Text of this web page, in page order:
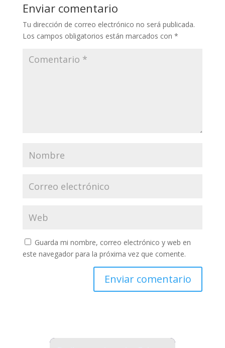
Enviar comentario
Tu dirección de correo electrónico no será publicada.
Los campos obligatorios están marcados con *
Guarda mi nombre, correo electrónico y web en
este navegador para la próxima vez que comente.